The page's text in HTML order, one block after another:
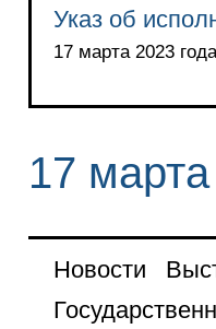
Указ об
17 марта 2023 года
17
Новости